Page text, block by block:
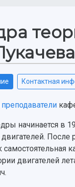
Контактная
начинается в
После
двигателей